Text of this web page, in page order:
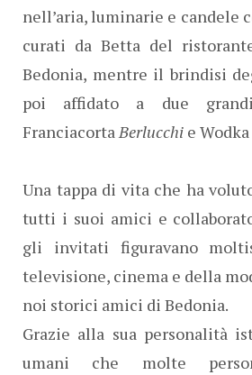
nell’aria, luminarie e candele
curati da Betta del
Bedonia, mentre il brindisi
poi affidato a due
FranciacortaBerlucchi e Wodka
Una tappa di vita che ha
tutti i suoi amici e
gli invitati figuravano
televisione, cinema e della
noi storici amici di Bedonia.
Grazie alla sua personalità
umani che molte